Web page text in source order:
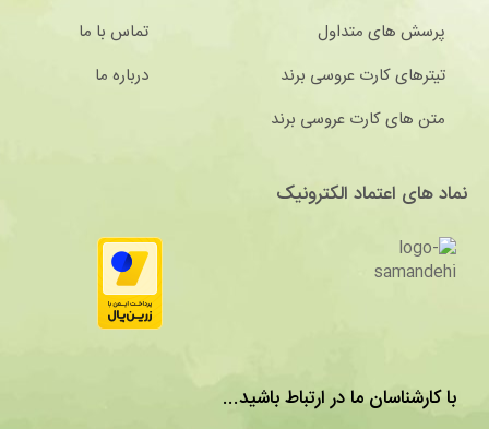
پرسش های متداول
تیترهای کارت عروسی برند
متن های کارت عروسی برند
تماس با ما
درباره ما
نماد های اعتماد الکترونیک
با کارشناسان ما در ارتباط باشید...